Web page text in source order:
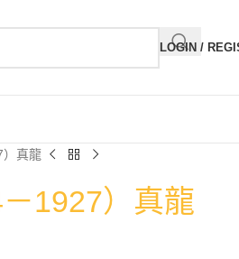
LOGIN /
）真龍
1927）真龍